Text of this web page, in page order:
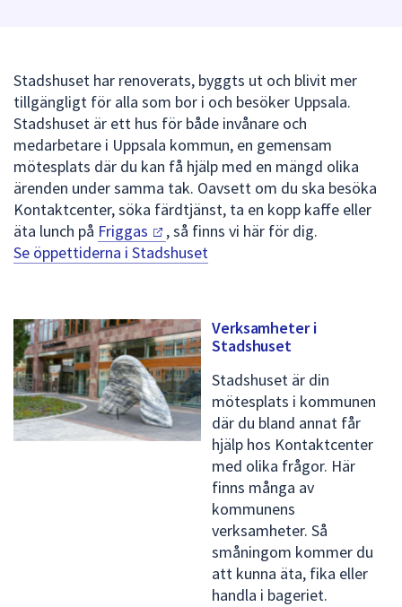
under
fältet.
Använd
för
navigera
mellan
sökförslagen
att
välja
något
av
dem.
Stadshuset har renoverats, byggts ut och blivit mer
tillgängligt för alla som bor i och besöker Uppsala.
Stadshuset är ett hus för både invånare och
medarbetare i Uppsala kommun, en gemensam
mötesplats där du kan få hjälp med en mängd olika
ärenden under samma tak. Oavsett om du ska besöka
Kontaktcenter, söka färdtjänst, ta en kopp kaffe eller
äta lunch på Friggas
, så finns vi här för dig.
Se öppettiderna i Stadshuset
Verksamheter i
Stadshuset
Stadshuset är din
mötesplats i kommunen
där du bland annat får
hjälp hos Kontaktcenter
med olika frågor. Här
finns många av
kommunens
verksamheter. Så
småningom kommer du
att kunna äta, fika eller
handla i bageriet.